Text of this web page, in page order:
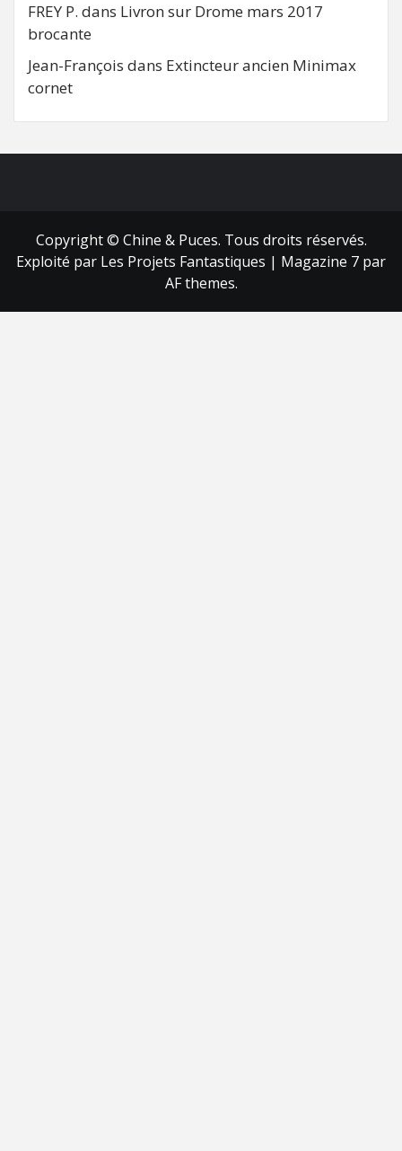
FREY P. dans Livron sur Drome mars 2017
brocante
Jean-François dans Extincteur ancien Minimax
cornet
Copyright © Chine & Puces. Tous droits réservés.
Exploité par Les Projets Fantastiques | Magazine 7 par
AF themes.